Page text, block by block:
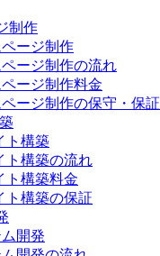
制作
ージ制作
ージ制作の流れ
ージ制作料金
ージ制作の保守・保証
ト構築
ト構築の流れ
ト構築料金
ト構築の保証
開発